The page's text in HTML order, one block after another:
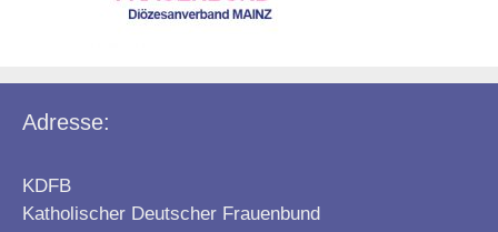
Adresse:
KDFB
Katholischer Deutscher Frauenbund